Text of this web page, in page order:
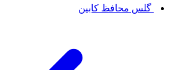
گلس محافظ کابین